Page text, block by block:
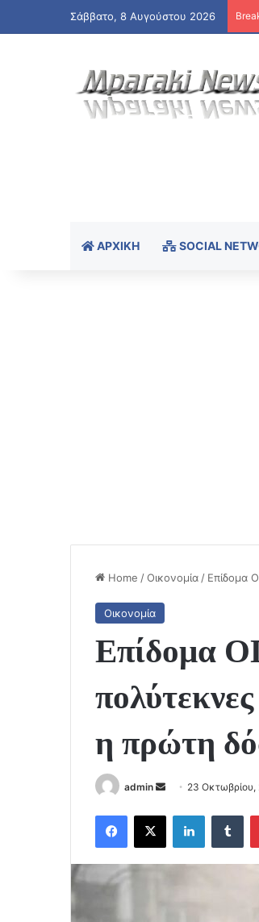
Σάββατο, 8 Αυγούστου 2026
ΑΡΧΙΚΉ SOCIAL
Home /Οικονομία / Επίδομα
Οικονομία
Επίδομα
η πρώτη
admin
Send
email
23 Οκτωβρίου,
Facebook
X LinkedIn